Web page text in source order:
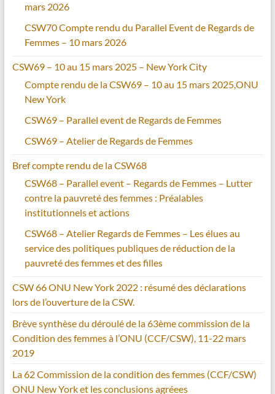
mars 2026
CSW70 Compte rendu du Parallel Event de Regards de
Femmes – 10 mars 2026
CSW69 – 10 au 15 mars 2025 – New York City
Compte rendu de la CSW69 – 10 au 15 mars 2025,ONU
New York
CSW69 – Parallel event de Regards de Femmes
CSW69 – Atelier de Regards de Femmes
Bref compte rendu de la CSW68
CSW68 – Parallel event – Regards de Femmes – Lutter
contre la pauvreté des femmes : Préalables
institutionnels et actions
CSW68 – Atelier Regards de Femmes – Les élues au
service des politiques publiques de réduction de la
pauvreté des femmes et des filles
CSW 66 ONU New York 2022 : résumé des déclarations
lors de l’ouverture de la CSW.
Brève synthèse du déroulé de la 63ème commission de la
Condition des femmes à l’ONU (CCF/CSW), 11-22 mars
2019
La 62 Commission de la condition des femmes (CCF/CSW)
ONU New York et les conclusions agréees